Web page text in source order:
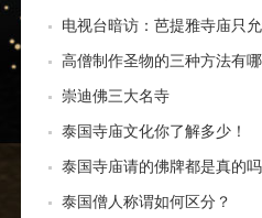
四面神前三高僧
电视台暗访：芭提雅寺庙只
牌高于常价100多倍！
高僧制作圣物的三种方法有
崇迪佛三大名寺
泰国寺庙文化你了解多少！
泰国寺庙请的佛牌都是真的吗
泰国僧人称谓如何区分？